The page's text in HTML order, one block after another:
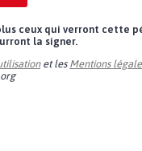
ceux qui verront cette
la signer.
et les Mentions